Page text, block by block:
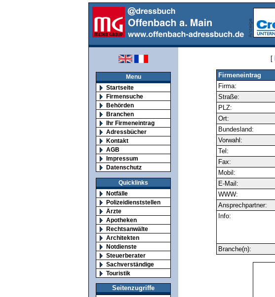
Menu
Startseite
Firmensuche
Behörden
Branchen
Ihr Firmeneintrag
Adressbücher
Kontakt
AGB
Impressum
Datenschutz
Quicklinks
Notfälle
Polizeidienststellen
Ärzte
Apotheken
Rechtsanwälte
Architekten
Notdienste
Steuerberater
Sachverständige
Touristik
Seitenzugriffe
[
Firmeneintrag
Firma:
Straße:
PLZ:
Ort:
Bundesland:
Vorwahl:
Tel:
Fax:
Mobil:
E-Mail:
WWW:
Ansprechpartner:
Info:
Branche(n):